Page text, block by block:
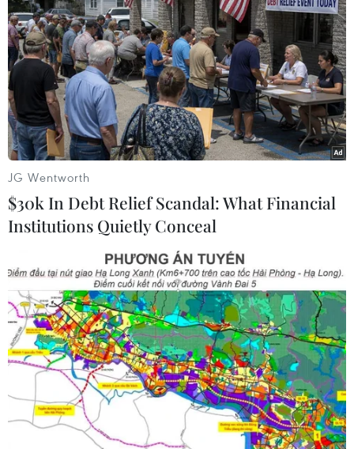
Nhà chức trách Pháp đã mở hơn 80 cuộc điều tra
về những phát ngôn thù hận trên mạng sau vụ
giáo viên bị sát hại và bắt giữ 11 đối tượng, trong
đó có một phần tử Hồi giáo.
Cảnh sát gác tại trường trung học ở Conflans Saint-Honorine,
Pháp, sau vụ một giáo viên của trường bị sát hại ngày
17/10/2020. (Ảnh: AFP/TTXVN)
Ngày 19/10, Bộ trưởng Nội vụ Pháp Gerald
Darmanin cho biết cảnh sát nước này đã đột
JG Wentworth
$30k In Debt Relief Scandal: What Financial
Institutions Quietly Conceal